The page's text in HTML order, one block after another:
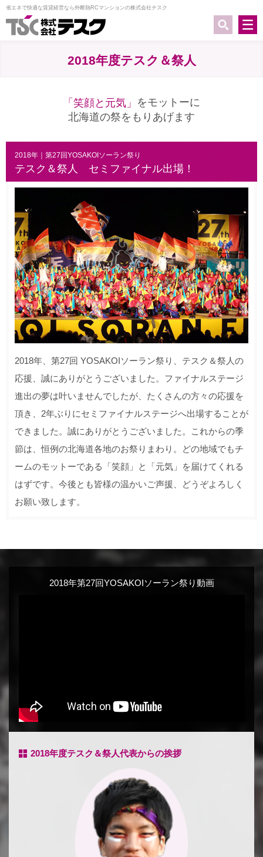
省エネで快適な賃貸経営なら外断熱RCマンションの株式会社テスク
2018年度テスク＆祭人
「笑顔と元気」 をモットーに
北海道の祭をもりあげます
2018年｜第27回YOSAKOIソーラン祭り
テスク＆祭人 セミファイナル出場！
2018年、第27回 YOSAKOIソーラン祭り、テスク＆祭人の
応援、誠にありがとうございました。ファイナルステージ
進出の夢は叶いませんでしたが、たくさんの方々の応援を
頂き、2年ぶりにセミファイナルステージへ出場することが
できました。誠にありがとうございました。これからの季
節は、恒例の北海道各地のお祭りまわり。どの地域でもチ
ームのモットーである「笑顔」と「元気」を届けてくれる
はずです。今後とも皆様の温かいご声援、どうぞよろしく
お願い致します。
2018年第27回YOSAKOIソーラン祭り動画
2018年度テスク＆祭人代表からの挨拶